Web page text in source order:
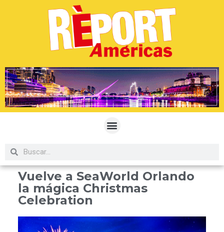
Vuelve a SeaWorld Orlando
la mágica Christmas
Celebration